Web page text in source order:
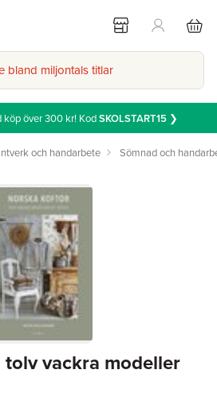
bland miljontals titlar
köp över 300 kr! KodSKOLSTART15❯
och handarbete Sömnad och
vackra modeller